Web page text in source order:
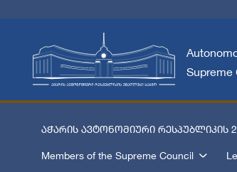
Supreme
აჭარის ავტონომიური რესპუბლიკის
Members of the Supreme Council